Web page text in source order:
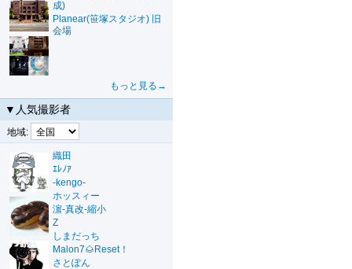
成)
Planear(笹塚スタジオ) 旧
会場
もっと見る→
▼人気撮影者
地域:
織田
ｴﾚﾉｱ
-kengo-
ホッスィー
濵-真改-縮小
Z
しまだっち
Malon7🌰Reset！
さとぽん